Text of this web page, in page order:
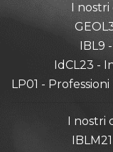
I
IBL9
IdCL23 -
LP01 -
I